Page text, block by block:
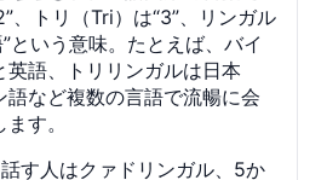
、トリ（Tri）は“3”、リンガル
”という意味。たとえば、バイ
英語、トリリンガルは日本
語など複数の言語で流暢に会
す。
す人はクァドリンガル、5か